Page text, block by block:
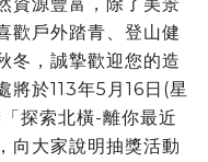
歡戶外踏青、登山健
冬，誠摯歡迎您的造
將於113年5月16日(星
探索北橫-離你最近
向大家說明抽獎活動